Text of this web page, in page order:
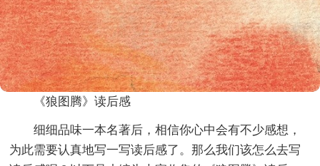
《狼图腾》读后感
细细品味一本名著后，相信你心中会有不少感想，
为此需要认真地写一写读后感了。那么我们该怎么去写